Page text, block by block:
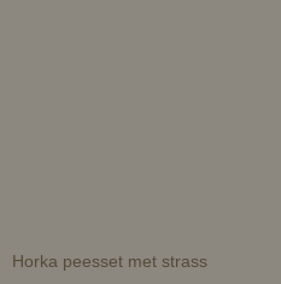
Horka peesset met strass